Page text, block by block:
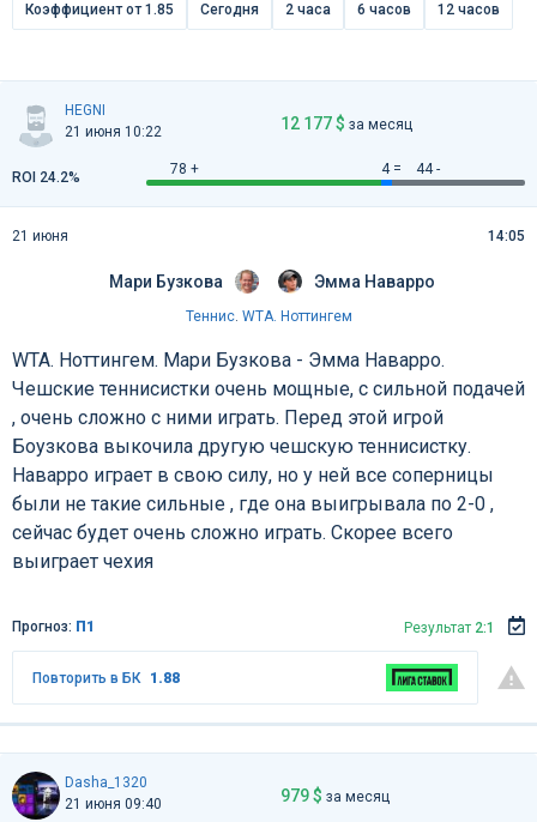
Коэффициент от 1.85 Сегодня 2 часа 6 часов 12 часов
HEGNI
21 июня 10:22
12 177 $ за месяц
78 + 4 = 44 -
ROI 24.2%
Мари Бузкова
21 июня 14:05
Эмма Наварро
Теннис. WTA. Ноттингем
WTA. Ноттингем. Мари Бузкова - Эмма Наварро.
Чешские теннисистки очень мощные, с сильной подачей
, очень сложно с ними играть. Перед этой игрой
Боузкова выкочила другую чешскую теннисистку.
Наварро играет в свою силу, но у ней все соперницы
были не такие сильные , где она выигрывала по 2-0 ,
сейчас будет очень сложно играть. Скорее всего
выиграет чехия
Прогноз: П1 Результат 2:1
Повторить в БК 1.88
Dasha_1320
21 июня 09:40
979 $ за месяц